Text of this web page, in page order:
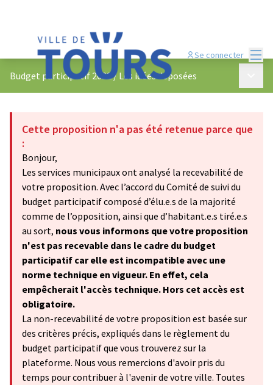
Se connecter
Budget participatif 2022/ Les idées déposées
Cette proposition n'a pas été retenue parce que
:
Bonjour,
Les services municipaux ont analysé la recevabilité de
votre proposition. Avec l’accord du Comité de suivi du
budget participatif composé d’élu.e.s de la majorité
comme de l’opposition, ainsi que d’habitant.e.s tiré.e.s
au sort, nous vous informons que votre proposition
n'est pas recevable dans le cadre du budget
participatif car elle est incompatible avec une
norme technique en vigueur. En effet, cela
empêcherait l'accès technique. Hors cet accès est
obligatoire.
La non-recevabilité de votre proposition est basée sur
des critères précis, expliqués dans le règlement du
budget participatif que vous trouverez sur la
plateforme. Nous vous remercions d'avoir pris du
temps pour contribuer à l'avenir de votre ville. Toutes